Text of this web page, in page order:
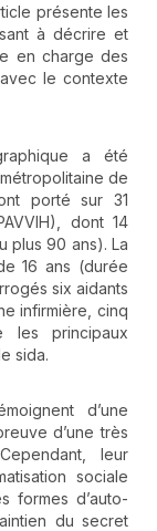
présente les
à décrire et
en charge des
le contexte
a été
de
porté sur 31
dont 14
plus 90 ans). La
16 ans (durée
six aidants
infirmière, cinq
les principaux
sida.
d’une
d’une très
leur
sociale
formes d’auto-
du secret